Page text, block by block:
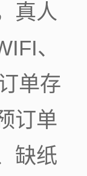
真人
、
单存
订单
缺纸